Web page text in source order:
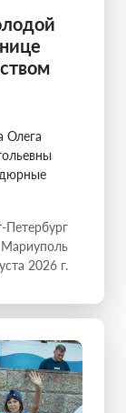
Олега
Петербург
Мариуполь
2026 г.